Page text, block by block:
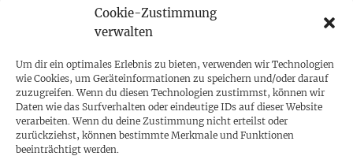
Cookie-Zustimmung
verwalten
Um dir ein optimales Erlebnis zu bieten, verwenden wir Technologien
wie Cookies, um Geräteinformationen zu speichern und/oder darauf
zuzugreifen. Wenn du diesen Technologien zustimmst, können wir
Daten wie das Surfverhalten oder eindeutige IDs auf dieser Website
verarbeiten. Wenn du deine Zustimmung nicht erteilst oder
zurückziehst, können bestimmte Merkmale und Funktionen
beeinträchtigt werden.
PRINTAUSGABE
Mediadaten